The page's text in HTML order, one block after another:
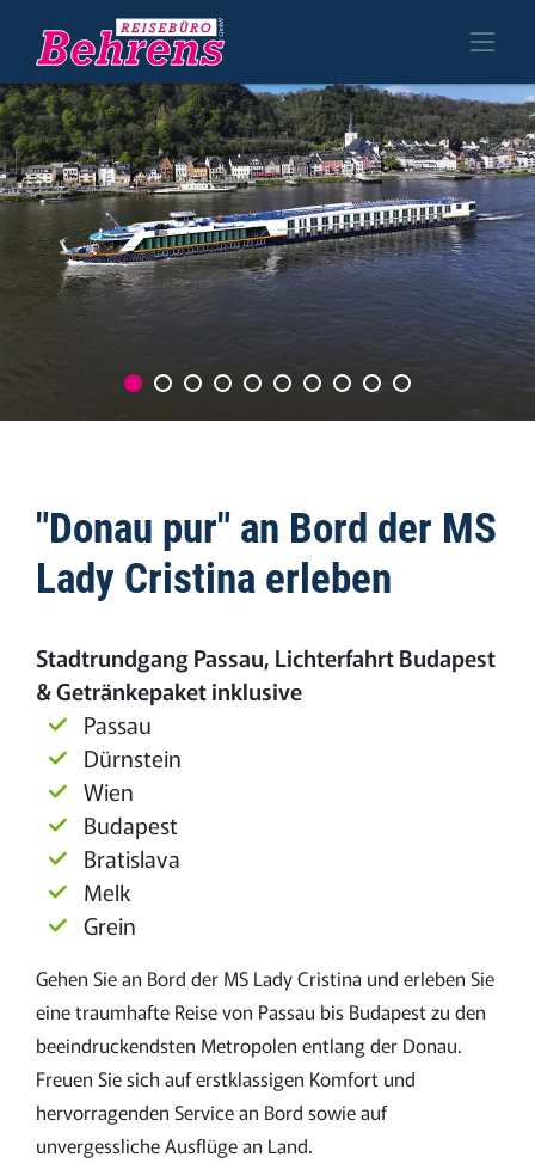
"Donau pur" an Bord der MS
Lady Cristina erleben
Stadtrundgang Passau, Lichterfahrt Budapest
& Getränkepaket inklusive
Passau
Dürnstein
Wien
Budapest
Bratislava
Melk
Grein
Gehen Sie an Bord der MS Lady Cristina und erleben Sie
eine traumhafte Reise von Passau bis Budapest zu den
beeindruckendsten Metropolen entlang der Donau.
Freuen Sie sich auf erstklassigen Komfort und
hervorragenden Service an Bord sowie auf
unvergessliche Ausflüge an Land.